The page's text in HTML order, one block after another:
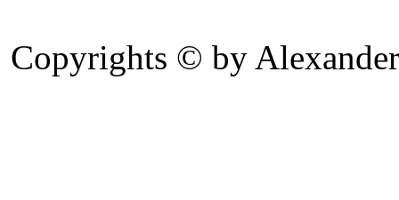
Copyrights © by